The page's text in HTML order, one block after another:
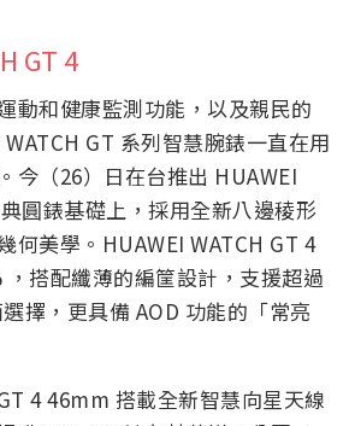
GT 4
動和健康監測功能，以及親民的
GT 系列智慧腕錶一直在用
今（26）日在台推出 HUAWEI
圓錶基礎上，採用全新八邊稜形
何美學。HUAWEI WATCH GT 4
搭配纖薄的編筐設計，支援超過
擇，更具備 AOD 功能的「常亮
4 46mm 搭載全新智慧向星天線